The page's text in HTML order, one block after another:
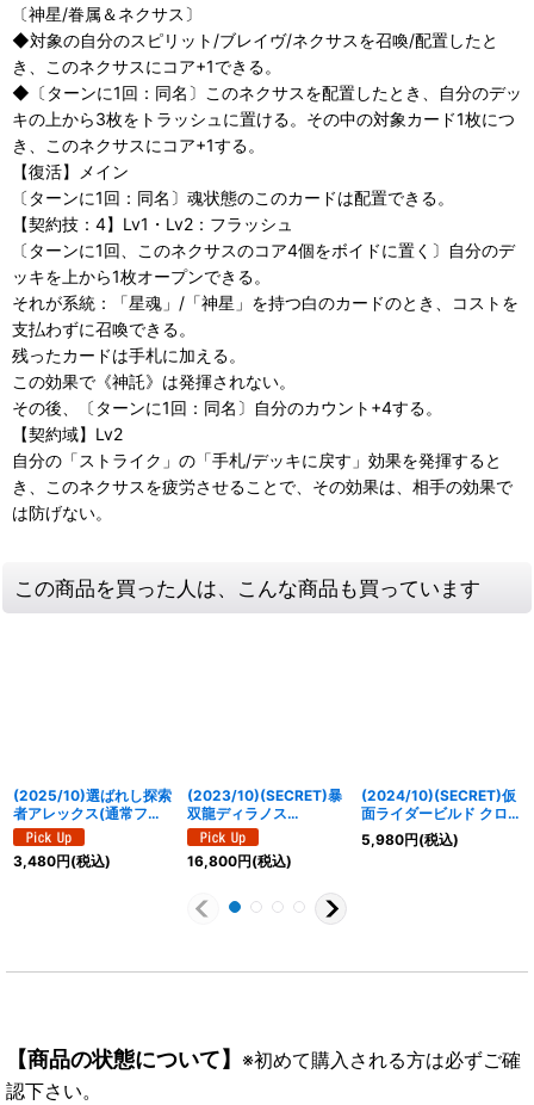
〔神星/眷属＆ネクサス〕
◆対象の自分のスピリット/ブレイヴ/ネクサスを召喚/配置したと
き、このネクサスにコア+1できる。
◆〔ターンに1回：同名〕このネクサスを配置したとき、自分のデッ
キの上から3枚をトラッシュに置ける。その中の対象カード1枚につ
き、このネクサスにコア+1する。
【復活】メイン
〔ターンに1回：同名〕魂状態のこのカードは配置できる。
【契約技：4】Lv1・Lv2：フラッシュ
〔ターンに1回、このネクサスのコア4個をボイドに置く〕自分のデ
ッキを上から1枚オープンできる。
それが系統：「星魂」/「神星」を持つ白のカードのとき、コストを
支払わずに召喚できる。
残ったカードは手札に加える。
この効果で《神託》は発揮されない。
その後、〔ターンに1回：同名〕自分のカウント+4する。
【契約域】Lv2
自分の「ストライク」の「手札/デッキに戻す」効果を発揮すると
き、このネクサスを疲労させることで、その効果は、相手の効果で
は防げない。
この商品を買った人は、こんな商品も買っています
(2025/10)選ばれし探索
者アレックス(通常フレ
ーム/WINNER/コアの光
主最強決定戦)【M】
{BS52-RV007}《多》
3,480円(税込)
(2023/10)(SECRET)暴
双龍ディラノス
XV【XV-SEC】{BS66-
XV01}《赤》
16,800円(税込)
(2024/10)(SECRET)仮
面ライダービルド クロ
ーズビルドフォーム [2]
【XX-SEC】{CB30-
5,980円(税込)
【商品の状態について】 ※初めて購入される方は必ずご確
認下さい。